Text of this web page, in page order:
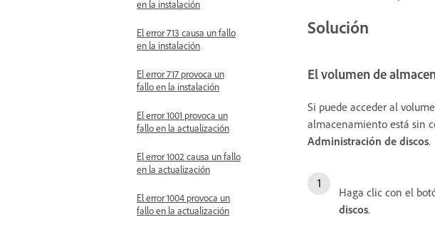
en la instalación
El error 713 causa un fallo
en la instalación
El error 717 provoca un
fallo en la instalación
El error 1001 provoca un
fallo en la actualización
El error 1002 causa un fallo
en la actualización
El error 1004 provoca un
fallo en la actualización
Solución
El volumen de
Si puede acceder al
almacenamiento está sin
Administración de discos.
Haga clic con el
discos.